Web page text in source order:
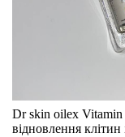
Dr skin oilex
відновлення клітин